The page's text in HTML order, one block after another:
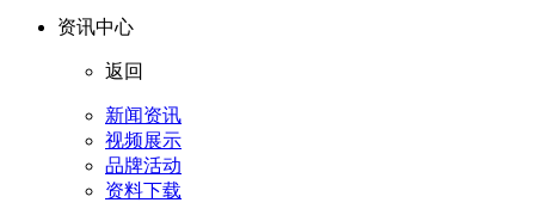
资讯中心
返回
新闻资讯
视频展示
品牌活动
资料下载